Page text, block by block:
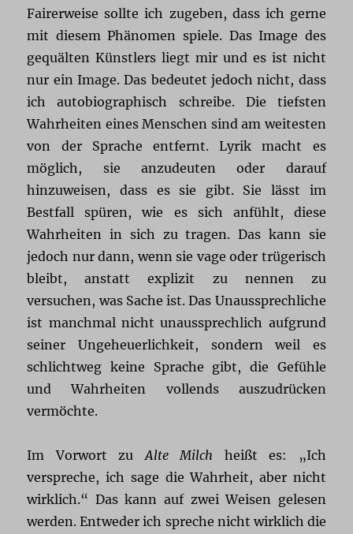
Fairerweise sollte ich zugeben, dass ich gerne
mit diesem Phänomen spiele. Das Image des
gequälten Künstlers liegt mir und es ist nicht
nur ein Image. Das bedeutet jedoch nicht, dass
ich autobiographisch schreibe. Die tiefsten
Wahrheiten eines Menschen sind am weitesten
von der Sprache entfernt. Lyrik macht es
möglich, sie anzudeuten oder darauf
hinzuweisen, dass es sie gibt. Sie lässt im
Bestfall spüren, wie es sich anfühlt, diese
Wahrheiten in sich zu tragen. Das kann sie
jedoch nur dann, wenn sie vage oder trügerisch
bleibt, anstatt explizit zu nennen zu
versuchen, was Sache ist. Das Unaussprechliche
ist manchmal nicht unaussprechlich aufgrund
seiner Ungeheuerlichkeit, sondern weil es
schlichtweg keine Sprache gibt, die Gefühle
und Wahrheiten vollends auszudrücken
vermöchte.
Im Vorwort zu Alte Milch heißt es: „Ich
verspreche, ich sage die Wahrheit, aber nicht
wirklich.“ Das kann auf zwei Weisen gelesen
werden. Entweder ich spreche nicht wirklich die